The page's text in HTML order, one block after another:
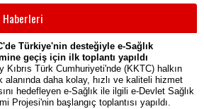
Haberleri
Türkiye'nin desteğiyle e-Sağlık
geçiş için ilk toplantı yapıldı
Kıbrıs Türk Cumhuriyeti'nde (KKTC) halkın
alanında daha kolay, hızlı ve kaliteli hizmet
hedefleyen e-Sağlık ile ilgili e-Devlet Sağlık
Projesi'nin başlangıç toplantısı yapıldı.